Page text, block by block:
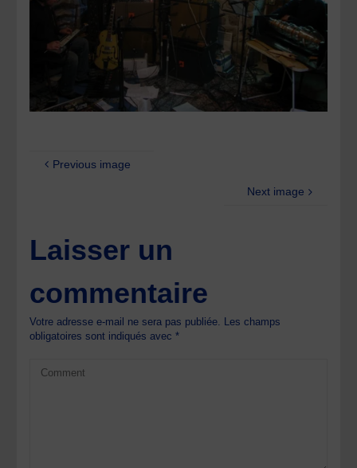
Previous image
Next image
Laisser un
commentaire
Votre adresse e-mail ne sera pas publiée. Les champs
obligatoires sont indiqués avec*